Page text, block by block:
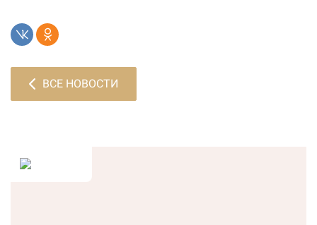
ВСЕ НОВОСТИ